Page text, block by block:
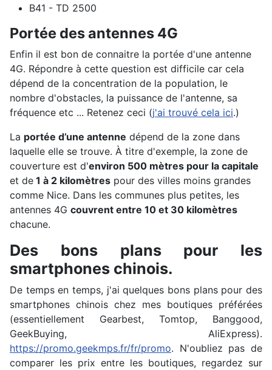
B41 - TD 2500
Portée des antennes 4G
Enfin il est bon de connaitre la portée d'une antenne
4G. Répondre à cette question est difficile car cela
dépend de la concentration de la population, le
nombre d'obstacles, la puissance de l'antenne, sa
fréquence etc ... Retenez ceci (j'ai trouvé cela ici.)
La portée d’une antenne dépend de la zone dans
laquelle elle se trouve. À titre d'exemple, la zone de
couverture est d'environ 500 mètres pour la capitale
et de 1 à 2 kilomètres pour des villes moins grandes
comme Nice. Dans les communes plus petites, les
antennes 4G couvrent entre 10 et 30 kilomètres
chacune.
Des bons plans pour les
smartphones chinois.
De temps en temps, j'ai quelques bons plans pour des
smartphones chinois chez mes boutiques préférées
(essentiellement Gearbest, Tomtop, Banggood,
GeekBuying, AliExpress).
https://promo.geekmps.fr/fr/promo. N'oubliez pas de
comparer les prix entre les boutiques, regardez sur